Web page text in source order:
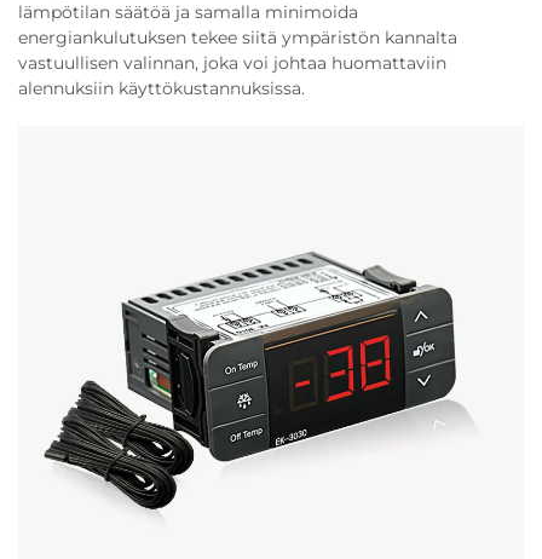
lämpötilan säätöä ja samalla minimoida
energiankulutuksen tekee siitä ympäristön kannalta
vastuullisen valinnan, joka voi johtaa huomattaviin
alennuksiin käyttökustannuksissa.